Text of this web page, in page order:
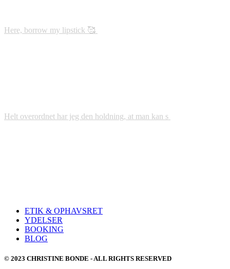
Here, borrow my lipstick 🥰
Helt overordnet har jeg den holdning, at man kan s
ETIK & OPHAVSRET
YDELSER
BOOKING
BLOG
© 2023 CHRISTINE BONDE - ALL RIGHTS RESERVED